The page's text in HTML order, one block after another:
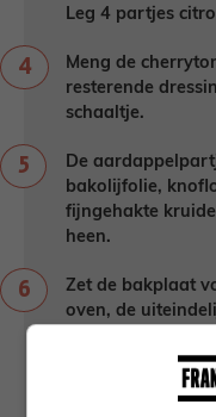
Leg 4 partjes
Meng de
resterende
schaaltje.
De
bakolijfolie,
fijngehakte
heen.
Zet de bakplaat
oven, de
dunne filets is 15
rosé te garen.